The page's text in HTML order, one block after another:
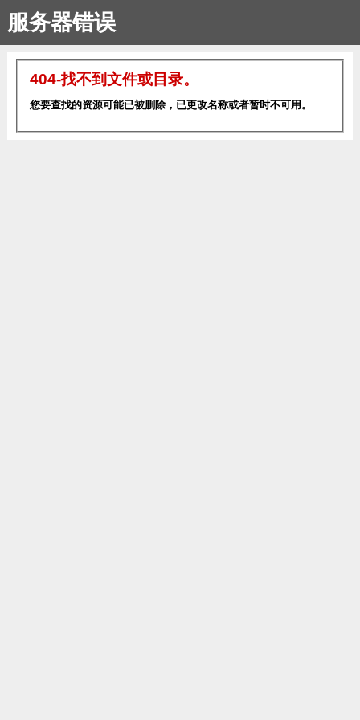
服务器错误
404-找不到文件或目录。
您要查找的资源可能已被删除，已更改名称或者暂时不可用。